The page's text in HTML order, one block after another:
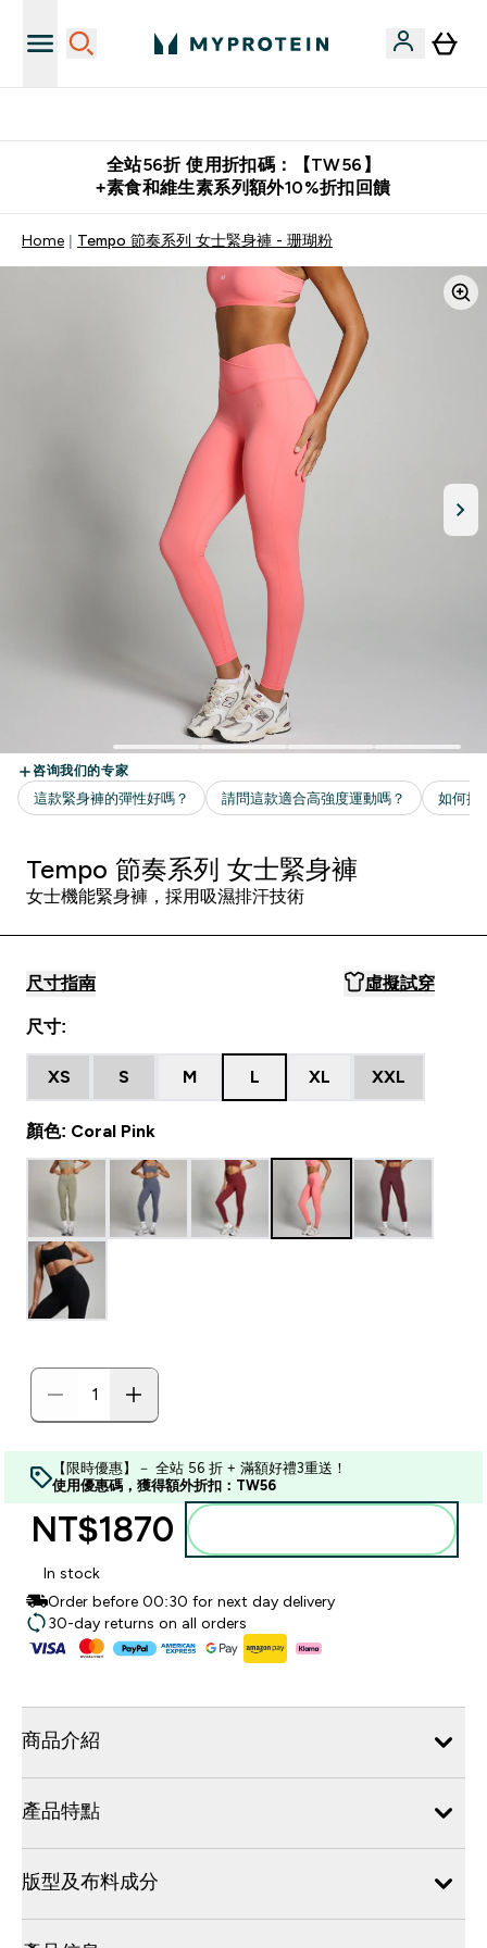
全站56折 使用折扣碼：【TW56】
+素食和維生素系列額外10%折扣回饋
Home Tempo 節奏系列 女士緊身褲 - 珊瑚粉
Tempo 節奏系列 女士緊身褲
女士機能緊身褲，採用吸濕排汗技術
尺寸指南 虛擬試穿
尺寸:
XS S M L XL XXL
顏色: Coral Pink
【限時優惠】－ 全站 56 折 + 滿額好禮3重送！
使用優惠碼，獲得額外折扣：TW56
NT$1870‎
In stock
Order before 00:30 for next day delivery
30-day returns on all orders
商品介紹
產品特點
版型及布料成分